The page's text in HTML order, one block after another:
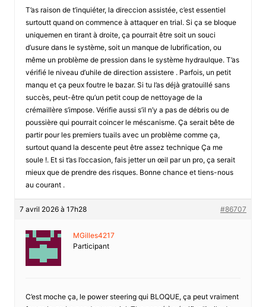
T’as raison de t’inquiéter, la direccion assistée, c’est essentiel
surtoutt quand on commence à attaquer en trial. Si ça se bloque
uniquemen en tirant à droite, ça pourrait être soit un souci
d’usure dans le système, soit un manque de lubrification, ou
même un problème de pression dans le système hydraulque. T’as
vérifié le niveau d’uhile de direction assistere . Parfois, un petit
manqu et ça peux foutre le bazar. Si tu l’as déjà gratouillé sans
succès, peut-être qu’un petit coup de nettoyage de la
crémaillère s’impose. Vérifie aussi s’il n’y a pas de débris ou de
poussière qui pourrait coincer le méscanisme. Ça serait bête de
partir pour les premiers tuails avec un problème comme ça,
surtout quand la descente peut être assez technique Ça me
soule !. Et si t’as l’occasion, fais jetter un œil par un pro, ça serait
mieux que de prendre des risques. Bonne chance et tiens-nous
au courant .
7 avril 2026 à 17h28 #86707
MGilles4217
Participant
C’est moche ça, le power steering qui BLOQUE, ça peut vraiment